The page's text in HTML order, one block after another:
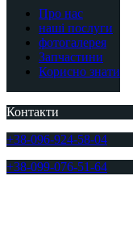
Про нас
наші послуги
фотогалерея
Запчастини
Корисно знати
Контакти
+38-096-924-58-04
+38-099-076-51-64